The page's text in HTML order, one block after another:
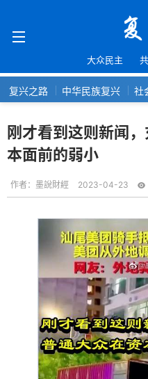
大众民主
复兴之路 中华民族复兴 社
刚才看到这则新闻
本面前的弱小
作者： 墨說財經 2023-04-23